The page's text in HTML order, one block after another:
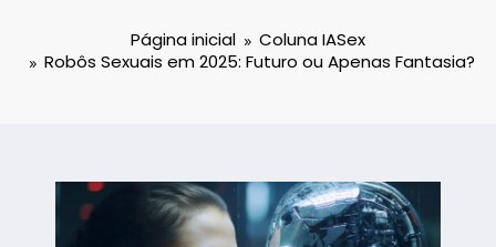
Página inicial
Coluna IASex
Robôs Sexuais em 2025: Futuro ou Apenas Fantasia?